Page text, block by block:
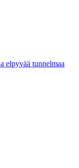
elpyvää tunnelmaa